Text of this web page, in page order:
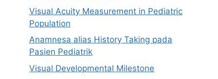
Visual Acuity Measurement in Pediatric
Population
Anamnesa alias History Taking pada
Pasien Pediatrik
Visual Developmental Milestone